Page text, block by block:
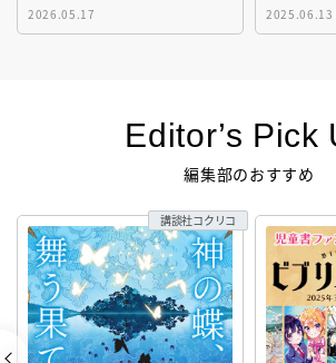
2026.05.17 2025.06.13
Editor’s Pick
編集部のおすすめ
講談社コクリコ